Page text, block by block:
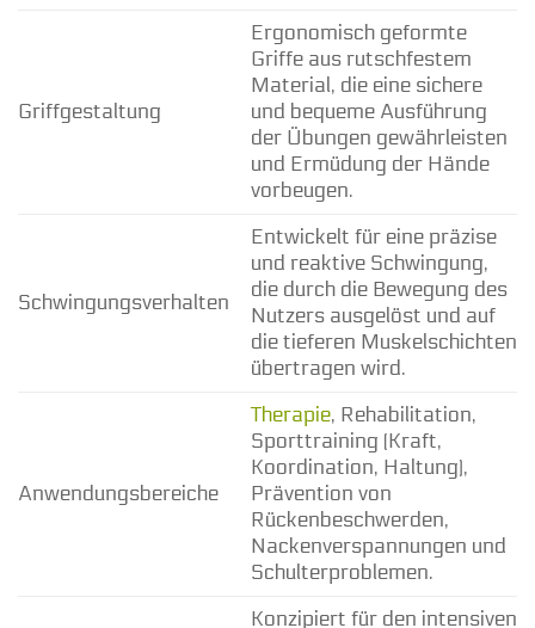
Griffgestaltung
Ergonomisch geformte
Griffe aus rutschfestem
Material, die eine sichere
und bequeme Ausführung
der Übungen gewährleisten
und Ermüdung der Hände
vorbeugen.
Schwingungsverhalten
Entwickelt für eine präzise
und reaktive Schwingung,
die durch die Bewegung des
Nutzers ausgelöst und auf
die tieferen Muskelschichten
übertragen wird.
Anwendungsbereiche
Therapie, Rehabilitation,
Sporttraining (Kraft,
Koordination, Haltung),
Prävention von
Rückenbeschwerden,
Nackenverspannungen und
Schulterproblemen.
Konzipiert für den intensiven